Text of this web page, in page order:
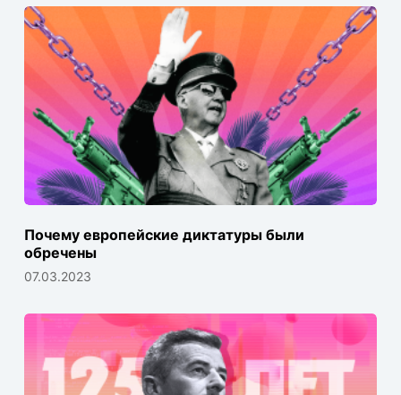
Почему европейские диктатуры были
обречены
07.03.2023